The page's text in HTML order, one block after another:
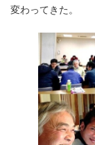
変わってきた。